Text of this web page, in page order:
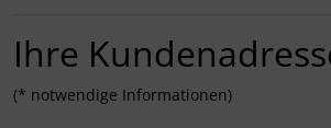
Ihre
(* notwendige Informationen)
Eulen - Own
Plakat